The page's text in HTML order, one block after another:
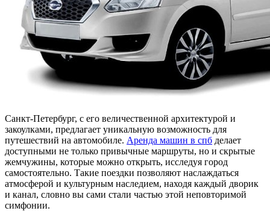
Санкт-Петербург, с его величественной архитектурой и
закоулками, предлагает уникальную возможность для
путешествий на автомобиле. Аренда машин в спб делает
доступными не только привычные маршруты, но и скрытые
жемчужины, которые можно открыть, исследуя город
самостоятельно. Такие поездки позволяют наслаждаться
атмосферой и культурным наследием, находя каждый дворик
и канал, словно вы сами стали частью этой неповторимой
симфонии.